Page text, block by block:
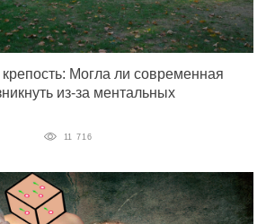
Могла ли современная
из-за ментальных
11 716